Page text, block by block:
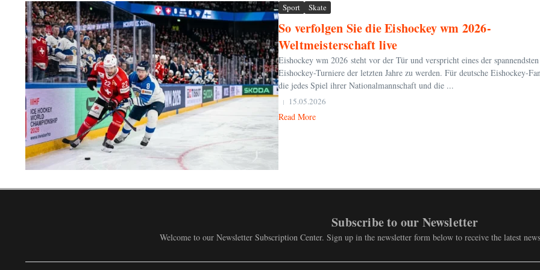
Sport Skate
So verfolgen Sie die Eishockey wm 2026-
Weltmeisterschaft live
Eishockey wm 2026 steht vor der Tür und verspricht eines der spannendsten
Eishockey-Turniere der letzten Jahre zu werden. Für deutsche Eishockey-
die jedes Spiel ihrer Nationalmannschaft und die ...
15.05.2026
Read More
Subscribe to our Newsletter
Welcome to our Newsletter Subscription Center. Sign up in the newsletter form below to receive the latest